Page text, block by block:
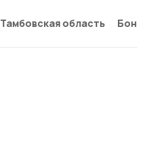
Тамбовская область